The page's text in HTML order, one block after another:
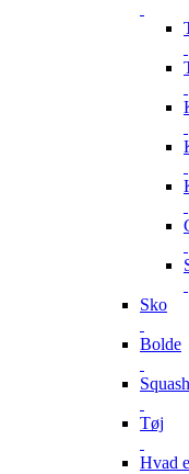
Sko
Bolde
Tøj
Hvad